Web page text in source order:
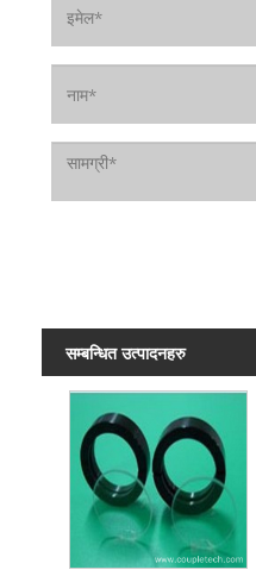
सम्बन्धित उत्पादनहरु